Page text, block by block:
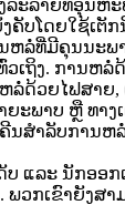
ລະລາຍທີ່ອຸນ
ຄັບໂດຍໃຊ້ເຕັ
ລໍ່ທີ່ມີຄຸນນະ
ທົ່ວເຖິງ. ກ
ລໍ່ດ້ວຍໄຟສ
ພາບ ຫຼື ທາ
ສຳລັບການ
ແລະ ນັກອອ
ກເຂົາຍັງສາ